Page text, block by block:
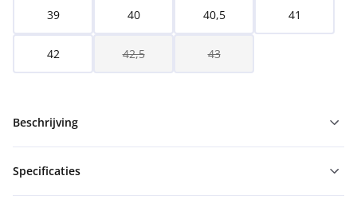
39 40 40,5 41
42 42,5 43
Beschrijving
Specificaties